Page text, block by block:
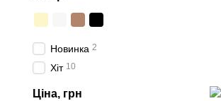
Новинка 2
Хіт 10
Ціна, грн